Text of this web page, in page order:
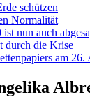
schützen
Normalität
nun auch
durch die Krise
am 26.